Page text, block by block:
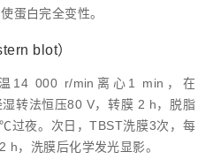
蛋白完全变性。
blot）
14 000 r/min离心1 min，在
湿转法恒压80 V，转膜 2 h，脱脂
过夜。次日，TBST洗膜3次，每
h，洗膜后化学发光显影。